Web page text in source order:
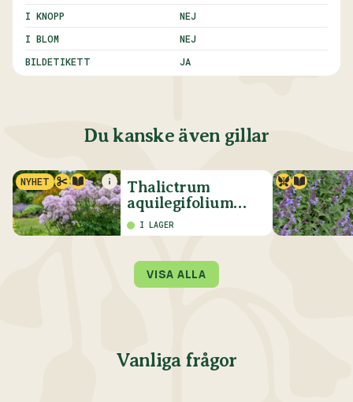
I KNOPP
NEJ
I BLOM
NEJ
BILDETIKETT
JA
Du kanske även gillar
NYHET
Thalictrum
aquilegifolium
'Cotton Candy'
I LAGER
VISA ALLA
Vanliga frågor